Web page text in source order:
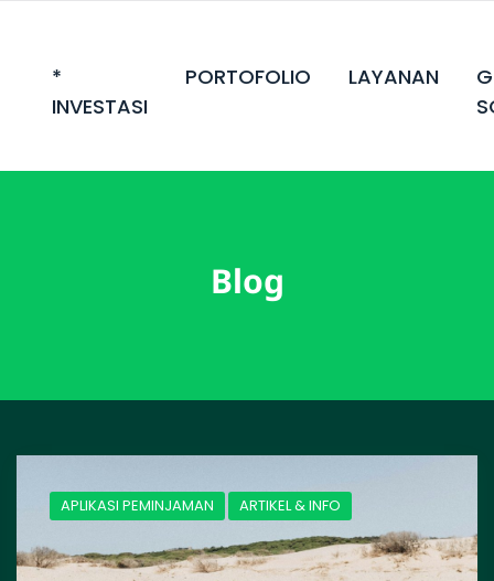
*
INVESTASI
PORTOFOLIO LAYANAN
Blog
APLIKASI PEMINJAMAN ARTIKEL & INFO